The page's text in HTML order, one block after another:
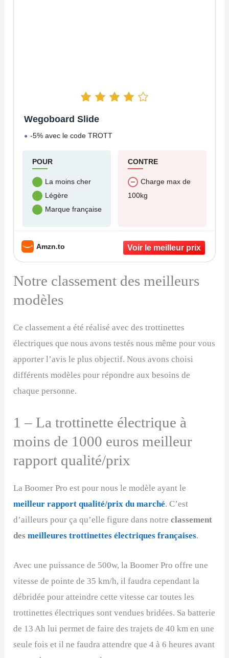
Wegoboard Slide
-5% avec le code TROTT
POUR
La moins cher
Légère
Marque française
CONTRE
Charge max de
100kg
Amzn.to
Notre classement des meilleurs
modèles
Ce classement a été réalisé avec des trottinettes
électriques que nous avons testés nous même pour vous
apporter l’avis le plus objectif. Nous avons choisi
différents modèles pour répondre aux besoins de
chaque personne.
1 – La trottinette électrique à
moins de 1000 euros meilleur
rapport qualité/prix
La Boomer Pro est pour nous le modèle ayant le
meilleur rapport qualité/prix du marché. C’est
d’ailleurs pour ça qu’elle figure dans notreclassement
desmeilleures trottinettes électriques françaises.
Avec une puissance de 500w, la Boomer Pro offre une
vitesse de pointe de 35 km/h, il faudra cependant la
débridée pour atteindre cette vitesse car toutes les
trottinettes électriques sont vendues bridées. Sa batterie
de 13 Ah lui permet de faire des trajets de 40 km en une
seule fois et il ne faudra attendre que 4 à 6 heures avant